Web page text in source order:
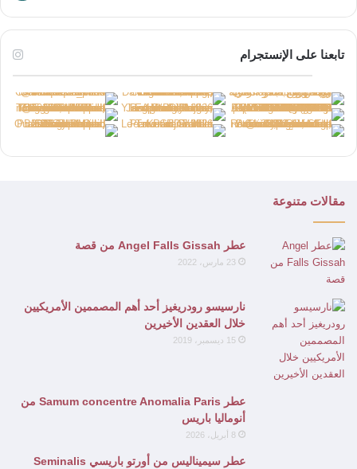
تابعنا على الإنستجرام
مقالات متنوعة
عطر Angel Falls Gissah من قصة
23 مارس، 2022
نارسيسو رودريغيز أحد أهم المصممين الأمريكيين
خلال العقدين الأخيرين
15 ديسمبر، 2019
عطر Samum concentre Anomalia Paris من
أنوماليا باريس
8 أبريل، 2026
عطر سيميناليس من أورتو باريسي Seminalis